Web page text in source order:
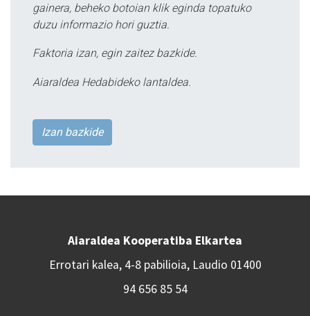
gainera, beheko botoian klik eginda topatuko
duzu informazio hori guztia.
Faktoria izan, egin zaitez bazkide.
Aiaraldea Hedabideko lantaldea.
Izan bazkide
Aiaraldea Kooperatiba Elkartea
Errotari kalea, 4-8 pabilioia, Laudio 01400
94 656 85 54